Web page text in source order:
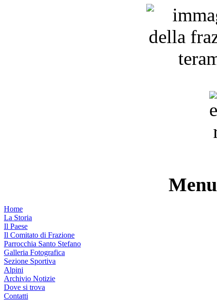
Home
La Storia
Il Paese
Il Comitato di Frazione
Parrocchia Santo Stefano
Galleria Fotografica
Sezione Sportiva
Alpini
Archivio Notizie
Dove si trova
Contatti